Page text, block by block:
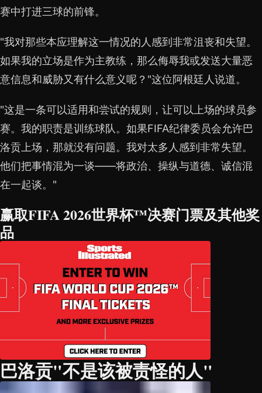
赛中打进三球的前锋。
"我对那些本应理解这一情况的人感到非常沮丧和失望。
如果我的立场是作为主教练，那么侮辱我或发送大量恶
意信息和威胁又有什么意义呢？"这位阿根廷人说道。
"这是一条可以适用和尝试的规则，让可以上场的球员参
赛。我的职责是训练球队。如果FIFA纪律委员会允许巴
洛贡上场，那就没有问题。我对太多人感到非常失望。
他们把事情混为一谈——将政治、操纵与道德、诚信混
在一起谈。"
赢取FIFA 2026世界杯™决赛门票及其他奖
品
巴洛贡"不是该被责怪的人"